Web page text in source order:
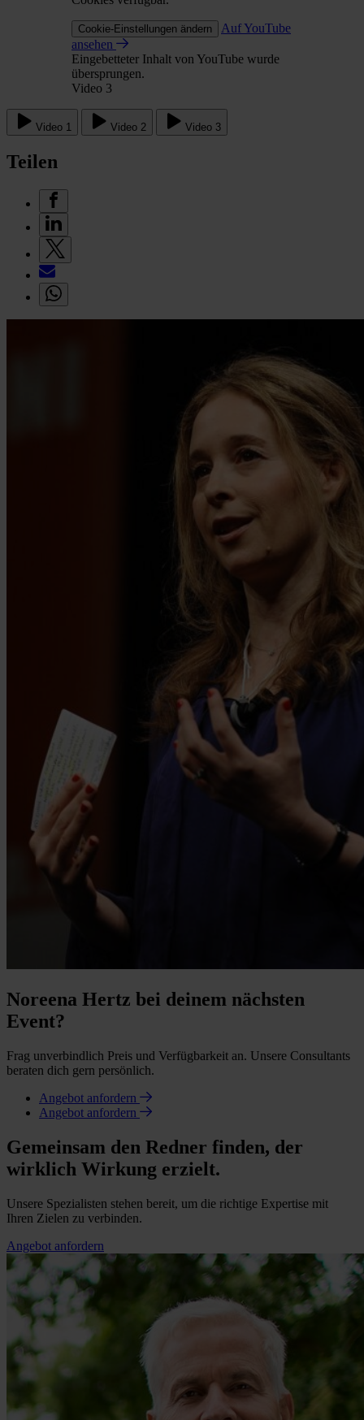
Cookie-Einstellungen ändern
Auf YouTube
ansehen
Eingebetteter Inhalt von YouTube wurde
übersprungen.
Video 3
Video 1 Video 2 Video 3
Teilen
Noreena Hertz bei deinem nächsten
Event?
Frag unverbindlich Preis und Verfügbarkeit an. Unsere Consultants
beraten dich gern persönlich.
Angebot anfordern
Angebot anfordern
Gemeinsam den Redner finden, der
wirklich Wirkung erzielt.
Unsere Spezialisten stehen bereit, um die richtige Expertise mit
Ihren Zielen zu verbinden.
Angebot anfordern